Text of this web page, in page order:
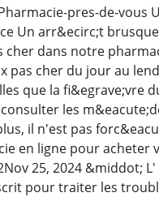
pres-de-
Un arr&ecirc;t
cher dans notre
pas cher du jour au
que la fi&egrave;vre
les
il n'est pas
en ligne pour acheter
25, 2024 &middot;
pour traiter les